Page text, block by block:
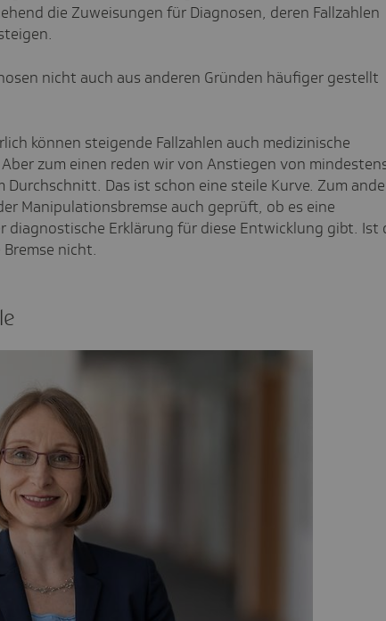
die Zuweisungen für Diagnosen, deren Fallzahlen
nicht auch aus anderen Gründen häufiger gestellt
können steigende Fallzahlen auch medizinische
zum einen reden wir von Anstiegen von
Durchschnitt. Das ist schon eine steile Kurve. Zum
Manipulationsbremse auch geprüft, ob es eine
diagnostische Erklärung für diese Entwicklung gibt. Ist
nicht.